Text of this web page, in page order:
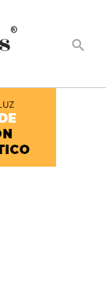
®
search